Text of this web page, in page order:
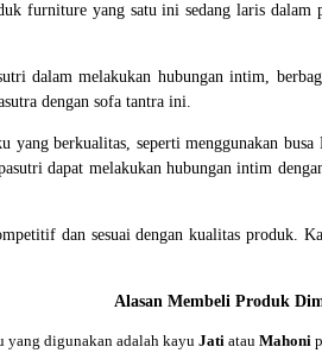
furniture yang satu ini sedang laris dalam
dalam melakukan hubungan intim,
dengan sofa tantra ini.
yang berkualitas, seperti menggunakan
dapat melakukan hubungan intim
dan sesuai dengan kualitas produk.
Alasan Membeli Produk
yang digunakan adalah kayu Jati atau Mahoni